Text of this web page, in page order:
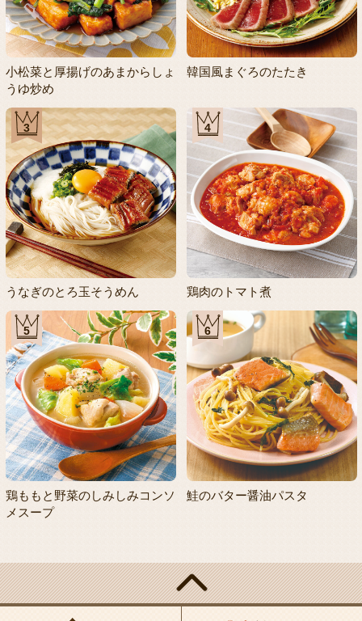
小松菜と厚揚げのあまからしょ
うゆ炒め
韓国風まぐろのたたき
3
うなぎのとろ玉そうめん
4
鶏肉のトマト煮
5
鶏ももと野菜のしみしみコンソ
メスープ
6
鮭のバター醤油パスタ